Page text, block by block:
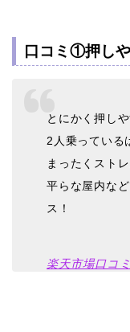
口コミ①押し
とにかく押しや
2人乗っている
まったくスト
平らな屋内な
ス！
楽天市場口コミ